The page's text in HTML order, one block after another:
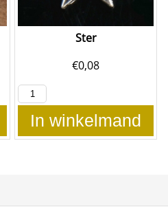
Ster
€0,08
In winkelmand